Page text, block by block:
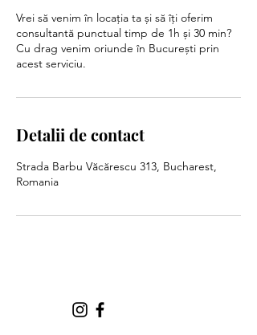
Vrei să venim în locația ta și să îți oferim
consultantă punctual timp de 1h și 30 min?
Cu drag venim oriunde în București prin
acest serviciu.
Detalii de contact
Strada Barbu Văcărescu 313, Bucharest,
Romania